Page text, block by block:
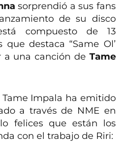
sorprendió a sus fans
de su disco
compuesto de 13
destaca “Same Ol’
a una canción de Tame
Impala ha emitido
a través de NME en
felices que están los
con el trabajo de Riri: